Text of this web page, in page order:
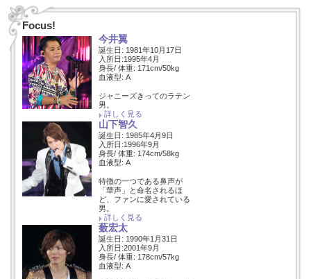
Focus!
今井翼
誕生日: 1981年10月17日
入所日:1995年4月
身長/ 体重: 171cm/50kg
血液型: A
ジャニーズきってのラテン
男。
詳しく見る
山下智久
誕生日: 1985年4月9日
入所日:1996年9月
身長/ 体重: 174cm/58kg
血液型: A
特徴の一つである鼻声が
「華声」と命名されるほ
ど、ファンに愛されている
男。
詳しく見る
薮宏太
誕生日: 1990年1月31日
入所日:2001年9月
身長/ 体重: 178cm/57kg
血液型: A